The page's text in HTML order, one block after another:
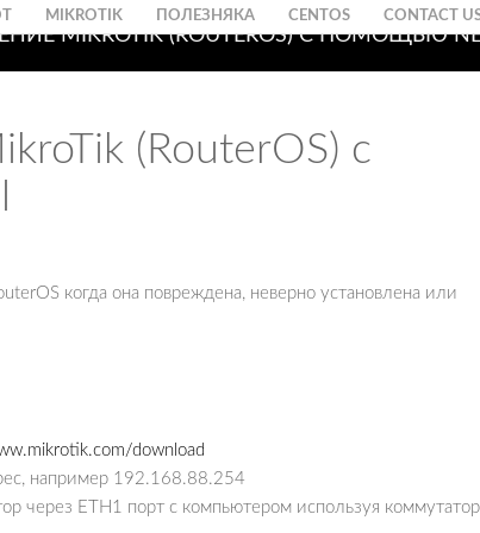
MIKROTIK (ROUTEROS) С ПОМОЩЬЮ
MIKROTIK ПОЛЕЗНЯКА CENTOS CONTACT
(RouterOS) с
когда она повреждена, неверно установлена или
download
например 192.168.88.254
через ETH1 порт с компьютером используя коммутатор